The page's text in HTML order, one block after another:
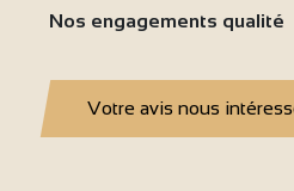
Nos engagements qualité
Votre avis nous